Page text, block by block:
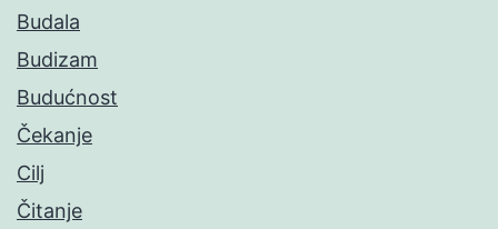
Budala
Budizam
Budućnost
Čekanje
Cilj
Čitanje